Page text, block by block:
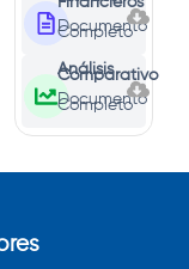
Documento
Completo
Análisis
Comparativo
Documento
Completo